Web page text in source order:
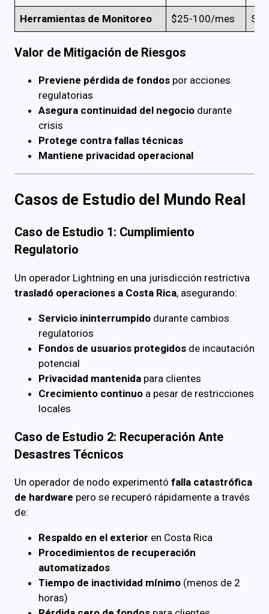
Herramientas de Monitoreo $25-100/mes
Valor de Mitigación de Riesgos
Previene pérdida de fondos por acciones
regulatorias
Asegura continuidad del negocio durante
crisis
Protege contra fallas técnicas
Mantiene privacidad operacional
Casos de Estudio del Mundo Real
Caso de Estudio 1: Cumplimiento
Regulatorio
Un operador Lightning en una jurisdicción restrictiva
trasladó operaciones a Costa Rica, asegurando:
Servicio ininterrumpido durante cambios
regulatorios
Fondos de usuarios protegidos de incautación
potencial
Privacidad mantenida para clientes
Crecimiento continuo a pesar de restricciones
locales
Caso de Estudio 2: Recuperación Ante
Desastres Técnicos
Un operador de nodo experimentó falla catastrófica
de hardware pero se recuperó rápidamente a través
de:
Respaldo en el exterior en Costa Rica
Procedimientos de recuperación
automatizados
Tiempo de inactividad mínimo (menos de 2
horas)